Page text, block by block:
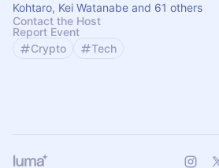
Kohtaro, Kei Watanabe and 61 others
Contact the Host
Report Event
Crypto
Tech